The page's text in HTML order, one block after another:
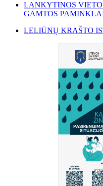
LANKYTINOS
GAMTOS
LELIŪNŲ KRAŠTO